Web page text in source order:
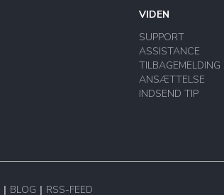
VIDEN
SUPPORT
ASSISTANCE
TILBAGEMELDING
ANSÆTTELSE
INDSEND TIP
BLOG RSS-FEED